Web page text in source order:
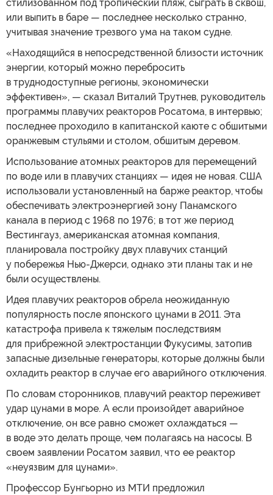
стилизованном под тропический пляж, сыграть в сквош,
или выпить в баре — последнее несколько странно,
учитывая значение трезвого ума на таком судне.
«Находящийся в непосредственной близости источник
энергии, который можно перебросить
в труднодоступные регионы, экономически
эффективен», — сказал Виталий Трутнев, руководитель
программы плавучих реакторов Росатома, в интервью;
последнее проходило в капитанской каюте c обшитыми
оранжевым стульями и столом, обшитым деревом.
Использование атомных реакторов для перемещений
по воде или в плавучих станциях — идея не новая. США
использовали установленный на барже реактор, чтобы
обеспечивать электроэнергией зону Панамского
канала в период с 1968 по 1976; в тот же период
Вестингауз, американская атомная компания,
планировала постройку двух плавучих станций
у побережья Нью-Джерси, однако эти планы так и не
были осуществлены.
Идея плавучих реакторов обрела неожиданную
популярность после японского цунами в 2011. Эта
катастрофа привела к тяжелым последствиям
для прибрежной электростанции Фукусимы, затопив
запасные дизельные генераторы, которые должны были
охладить реактор в случае его аварийного отключения.
По словам сторонников, плавучий реактор переживет
удар цунами в море. А если произойдет аварийное
отключение, он все равно сможет охлаждаться —
в воде это делать проще, чем полагаясь на насосы. В
своем заявлении Росатом заявил, что ее реактор
«неуязвим для цунами».
Профессор Бунгьорно из МТИ предложил